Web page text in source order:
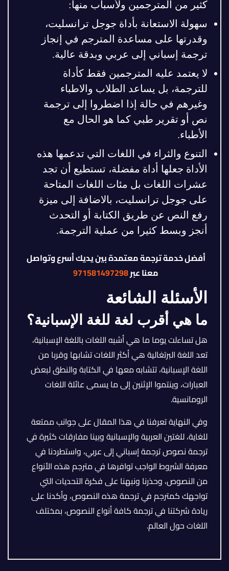
كثير من المترجمين ولأسباب منها:
سهولة الاستعانة بأداة جوجل ترانسليت،
وقدرتها على مساعدة المترجم في إنجاز
ترجمة إسباني إلى عربي وبدقة عالية.
لا يعتمد عليه المترجمين فقط كأداة
للترجمة، بل يساعد الطلاب والاطباء
وغيرهم في حالة إذا اضطروا إلى ترجمة
نص أو تقرير طبي كما هو الحال مع
الأطباء.
التنوع والثراء في اللغات التي تدعمها هذه
الأداة جعلها أداة مفضلة، تستطيع أن تجد
عشرات اللغات بل مئات اللغات المتاحة
على جوجل ترانسليت، بالاضافة إلى ميزة
رفع النص عن طريق الكتابة أو التحدث
أنجز وبسط كثيرا من عملية الترجمة.
أفضل خدمة ترجمة معتمدة بين يديك أسرع وتواصل
معنا عبر971581497298
الأسئلة الشائعة
ما هي أقرب لغة للغة الإسبانية؟
هل تساءلت يوما ما هي أشبه اللغات باللغة الإسبانية،
تعد اللغة البرتغالية هي أكثر اللغات تشابها وقربا من
اللغة الإسبانية، تتشابه معها في الكتابة والنطق لبعض
العبارات، وينتموا الإثنين إلى ما يسمى عائلة اللغات
الرومانسية.
وفي النهاية تعرفنا في هذا المقال على جوانب ممتعة
للغاية، للغتين العربية والإسبانية وبينا مفارقات كثيرة في
ترجمة نصوص ترجمة إسباني إلى عربي، واستطردنا في
معرفة الشروط الواجب توافرها في مترجم هذه الأنواع
من النصوص، وحذرنا ونبهنا على فكرة التحديات التي
تواجهك كمترجم في ترجمة هذه النصوص، وأكدنا على
ريادة شركتنا في ترجمة كافة أنواع النصوص، بمختلف
اللغات حول العالم.